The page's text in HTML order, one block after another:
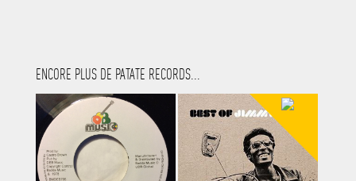
ENCORE PLUS DE PATATE RECORDS...